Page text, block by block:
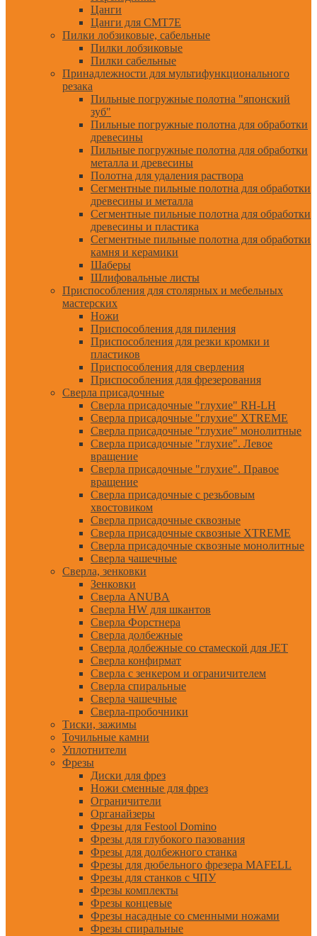
Цанги
Цанги для CMT7E
Пилки лобзиковые, сабельные
Пилки лобзиковые
Пилки сабельные
Принадлежности для мультифункционального
резака
Пильные погружные полотна "японский
зуб"
Пильные погружные полотна для обработки
древесины
Пильные погружные полотна для обработки
металла и древесины
Полотна для удаления раствора
Сегментные пильные полотна для обработки
древесины и металла
Сегментные пильные полотна для обработки
древесины и пластика
Сегментные пильные полотна для обработки
камня и керамики
Шаберы
Шлифовальные листы
Приспособления для столярных и мебельных
мастерских
Ножи
Приспособления для пиления
Приспособления для резки кромки и
пластиков
Приспособления для сверления
Приспособления для фрезерования
Сверла присадочные
Сверла присадочные "глухие" RH-LH
Сверла присадочные "глухие" XTREME
Сверла присадочные "глухие" монолитные
Сверла присадочные "глухие". Левое
вращение
Сверла присадочные "глухие". Правое
вращение
Сверла присадочные с резьбовым
хвостовиком
Сверла присадочные сквозные
Сверла присадочные сквозные XTREME
Сверла присадочные сквозные монолитные
Сверла чашечные
Сверла, зенковки
Зенковки
Сверла ANUBA
Сверла HW для шкантов
Сверла Форстнера
Сверла долбежные
Сверла долбежные со стамеской для JET
Сверла конфирмат
Сверла с зенкером и ограничителем
Сверла спиральные
Сверла чашечные
Сверла-пробочники
Тиски, зажимы
Точильные камни
Уплотнители
Фрезы
Диски для фрез
Ножи сменные для фрез
Ограничители
Органайзеры
Фрезы для Festool Domino
Фрезы для глубокого пазования
Фрезы для долбежного станка
Фрезы для дюбельного фрезера MAFELL
Фрезы для станков с ЧПУ
Фрезы комплекты
Фрезы концевые
Фрезы насадные со сменными ножами
Фрезы спиральные